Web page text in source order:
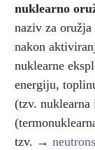
nuklearno
naziv za
nakon
nuklearne
energiju,
(tzv.
tzv. →